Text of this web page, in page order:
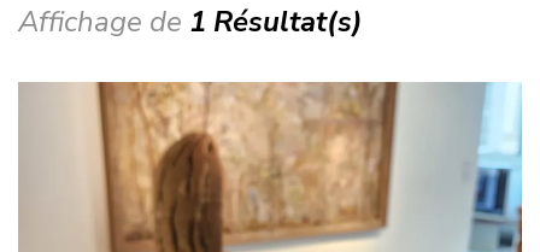
Affichage de 1 Résultat(s)